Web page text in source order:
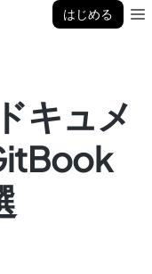
はじめる
キュメ